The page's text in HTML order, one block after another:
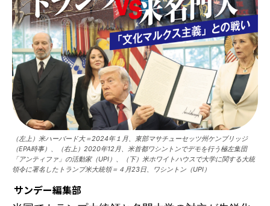
（左上）米ハーバード大＝2024年１月、東部マサチューセッツ州ケンブリッジ
（EPA時事）、（右上）2020年12月、米首都ワシントンでデモを行う極左集団
「アンティファ」の活動家（UPI）、（下）米ホワイトハウスで大学に関する大統
領令に署名したトランプ米大統領＝４月23日、ワシントン（UPI）
サンデー編集部